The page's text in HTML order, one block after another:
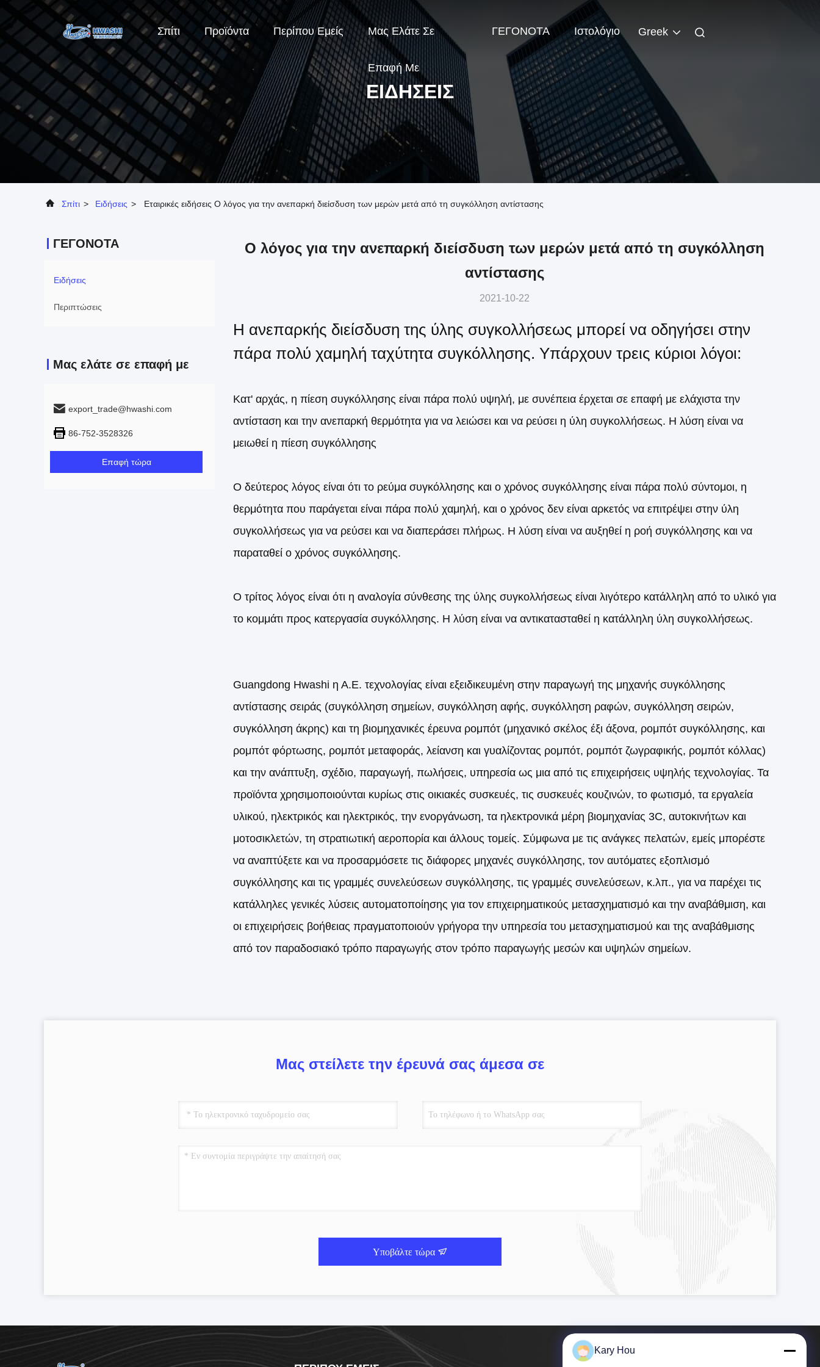
Σπίτι Προϊόντα Περίπου Εμείς Μας Ελάτε Σε
Επαφή Με
ΓΕΓΟΝΟΤΑ Ιστολόγιο Greek
ΕΙΔΉΣΕΙΣ
Σπίτι > Ειδήσεις > Εταιρικές ειδήσεις Ο λόγος για την ανεπαρκή διείσδυση των μερών μετά από τη συγκόλληση αντίστασης
ΓΕΓΟΝΟΤΑ
Ειδήσεις
Περιπτώσεις
Μας ελάτε σε επαφή με
export_trade@hwashi.com
86-752-3528326
Επαφή τώρα
Ο λόγος για την ανεπαρκή διείσδυση των μερών μετά από τη συγκόλληση
αντίστασης
2021-10-22
Η ανεπαρκής διείσδυση της ύλης συγκολλήσεως μπορεί να οδηγήσει στην
πάρα πολύ χαμηλή ταχύτητα συγκόλλησης. Υπάρχουν τρεις κύριοι λόγοι:
Κατ' αρχάς, η πίεση συγκόλλησης είναι πάρα πολύ υψηλή, με συνέπεια έρχεται σε επαφή με ελάχιστα την
αντίσταση και την ανεπαρκή θερμότητα για να λειώσει και να ρεύσει η ύλη συγκολλήσεως. Η λύση είναι να
μειωθεί η πίεση συγκόλλησης
Ο δεύτερος λόγος είναι ότι το ρεύμα συγκόλλησης και ο χρόνος συγκόλλησης είναι πάρα πολύ σύντομοι, η
θερμότητα που παράγεται είναι πάρα πολύ χαμηλή, και ο χρόνος δεν είναι αρκετός να επιτρέψει στην ύλη
συγκολλήσεως για να ρεύσει και να διαπεράσει πλήρως. Η λύση είναι να αυξηθεί η ροή συγκόλλησης και να
παραταθεί ο χρόνος συγκόλλησης.
Ο τρίτος λόγος είναι ότι η αναλογία σύνθεσης της ύλης συγκολλήσεως είναι λιγότερο κατάλληλη από το υλικό για
το κομμάτι προς κατεργασία συγκόλλησης. Η λύση είναι να αντικατασταθεί η κατάλληλη ύλη συγκολλήσεως.
Guangdong Hwashi η Α.Ε. τεχνολογίας είναι εξειδικευμένη στην παραγωγή της μηχανής συγκόλλησης
αντίστασης σειράς (συγκόλληση σημείων, συγκόλληση αφής, συγκόλληση ραφών, συγκόλληση σειρών,
συγκόλληση άκρης) και τη βιομηχανικές έρευνα ρομπότ (μηχανικό σκέλος έξι άξονα, ρομπότ συγκόλλησης, και
ρομπότ φόρτωσης, ρομπότ μεταφοράς, λείανση και γυαλίζοντας ρομπότ, ρομπότ ζωγραφικής, ρομπότ κόλλας)
και την ανάπτυξη, σχέδιο, παραγωγή, πωλήσεις, υπηρεσία ως μια από τις επιχειρήσεις υψηλής τεχνολογίας. Τα
προϊόντα χρησιμοποιούνται κυρίως στις οικιακές συσκευές, τις συσκευές κουζινών, το φωτισμό, τα εργαλεία
υλικού, ηλεκτρικός και ηλεκτρικός, την ενοργάνωση, τα ηλεκτρονικά μέρη βιομηχανίας 3C, αυτοκινήτων και
μοτοσικλετών, τη στρατιωτική αεροπορία και άλλους τομείς. Σύμφωνα με τις ανάγκες πελατών, εμείς μπορέστε
να αναπτύξετε και να προσαρμόσετε τις διάφορες μηχανές συγκόλλησης, τον αυτόματες εξοπλισμό
συγκόλλησης και τις γραμμές συνελεύσεων συγκόλλησης, τις γραμμές συνελεύσεων, κ.λπ., για να παρέχει τις
κατάλληλες γενικές λύσεις αυτοματοποίησης για τον επιχειρηματικούς μετασχηματισμό και την αναβάθμιση, και
οι επιχειρήσεις βοήθειας πραγματοποιούν γρήγορα την υπηρεσία του μετασχηματισμού και της αναβάθμισης
από τον παραδοσιακό τρόπο παραγωγής στον τρόπο παραγωγής μεσών και υψηλών σημείων.
Μας στείλετε την έρευνά σας άμεσα σε
Υποβάλτε τώρα
Kary Hou